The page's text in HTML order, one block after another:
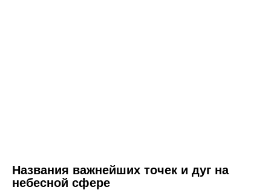
Названия важнейших точек и дуг на
небесной сфере